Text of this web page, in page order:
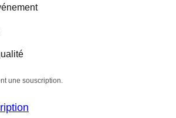
une souscription.